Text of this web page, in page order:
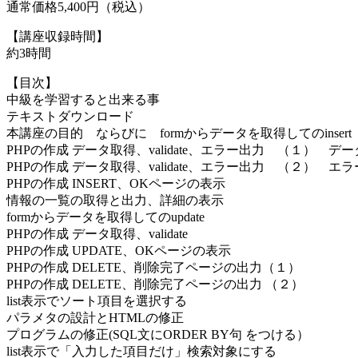
通常価格5,400円（税込）
【講座収録時間】
約3時間
【目次】
中級を学習すると出来る事
テキストダウンロード
本講座の目的 ならびに formからデータを取得してのinsert
PHPの作成 データ取得、validate、エラー出力 （１） デー
PHPの作成 データ取得、validate、エラー出力 （２） エラ
PHPの作成 INSERT、OKページの表示
情報の一覧の取得と出力、詳細の表示
formからデータを取得してのupdate
PHPの作成 データ取得、validate
PHPの作成 UPDATE、OKページの表示
PHPの作成 DELETE、削除完了ページの出力（１）
PHPの作成 DELETE、削除完了ページの出力 （２）
list表示でソート項目を選択する
パラメタの設計とHTMLの修正
プログラムの修正(SQL文にORDER BY句 をつける）
list表示で「入力した項目だけ」検索対象にする